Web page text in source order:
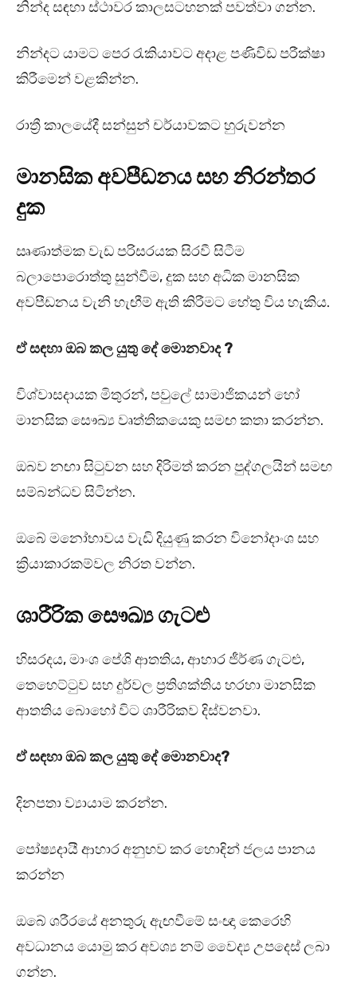
නින්ද සඳහා ස්ථාවර කාලසටහනක් පවත්වා ගන්න.
නින්දට යාමට පෙර රැකියාවට අදාළ පණිවිඩ පරීක්ෂා
කිරීමෙන් වළකින්න.
රාත්‍රී කාලයේදී සන්සුන් චර්යාවකට හුරුවන්න
මානසික අවපීඩනය සහ නිරන්තර
දුක
ඍණාත්මක වැඩ පරිසරයක සිරවී සිටීම
බලාපොරොත්තු සුන්වීම, දුක සහ අධික මානසික
අවපීඩනය වැනි හැඟීම් ඇති කිරීමට හේතු විය හැකිය.
ඒ සඳහා ඔබ කල යුතු දේ මොනවාද ?
විශ්වාසදායක මිතුරන්, පවුලේ සාමාජිකයන් හෝ
මානසික සෞඛ්‍ය වෘත්තිකයෙකු සමඟ කතා කරන්න.
ඔබව නඟා සිටුවන සහ දිරිමත් කරන පුද්ගලයින් සමඟ
සම්බන්ධව සිටින්න.
ඔබේ මනෝභාවය වැඩි දියුණු කරන විනෝදාංශ සහ
ක්‍රියාකාරකම්වල නිරත වන්න.
ශාරීරික සෞඛ්‍ය ගැටළු
හිසරදය, මාංශ පේශි ආතතිය, ආහාර ජීර්ණ ගැටළු,
තෙහෙට්ටුව සහ දුර්වල ප්‍රතිශක්තිය හරහා මානසික
ආතතිය බොහෝ විට ශාරීරිකව දිස්වනවා.
ඒ සඳහා ඔබ කල යුතු දේ මොනවාද?
දිනපතා ව්‍යායාම කරන්න.
පෝෂ්‍යදායී ආහාර අනුභව කර හොඳින් ජලය පානය
කරන්න
ඔබේ ශරීරයේ අනතුරු ඇඟවීමේ සංඥා කෙරෙහි
අවධානය යොමු කර අවශ්‍ය නම් වෛද්‍ය උපදෙස් ලබා
ගන්න.